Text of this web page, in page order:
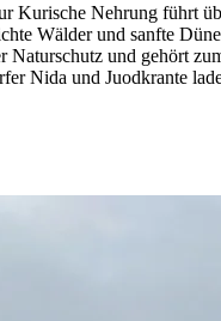
Kurische Nehrung führt
Wälder und sanfte
Naturschutz und gehört
Nida und Juodkrante